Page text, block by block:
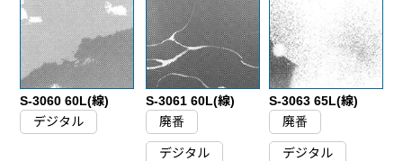
S-3060 60L(線)
デジタル
S-3061 60L(線)
廃番
デジタル
S-3063 65L(線)
廃番
デジタル